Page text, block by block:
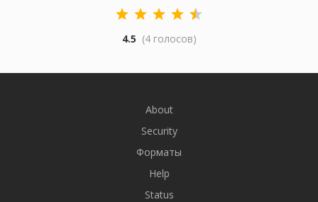
4.5 (4 голосов)
About
Security
Форматы
Help
Status